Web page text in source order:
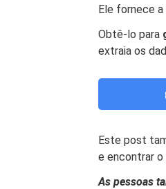
Ele fornece a
Obtê-lo para
extraia os
Este post
e encontrar o
As pessoas